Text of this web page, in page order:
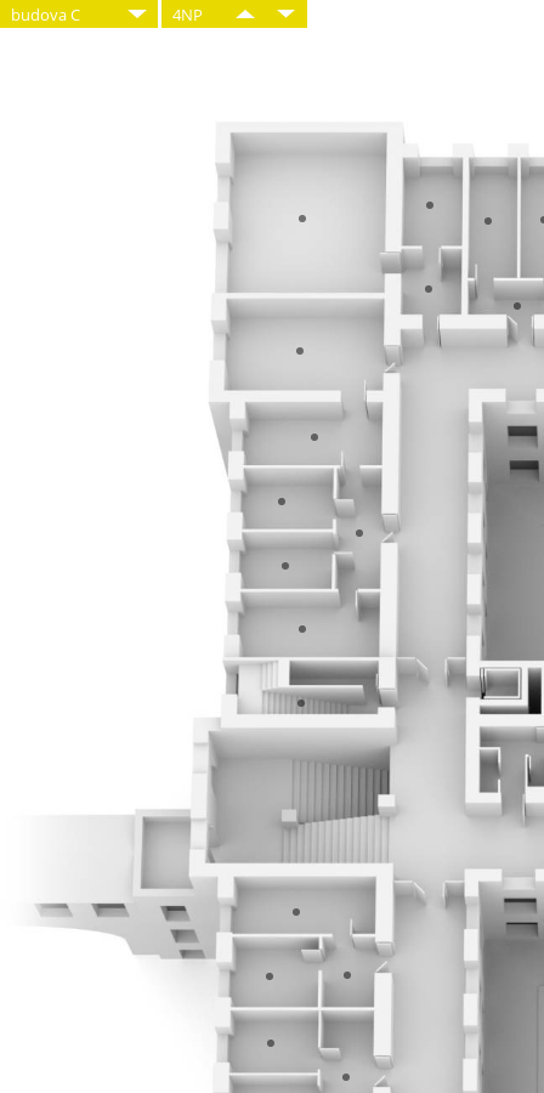
budova C 4NP